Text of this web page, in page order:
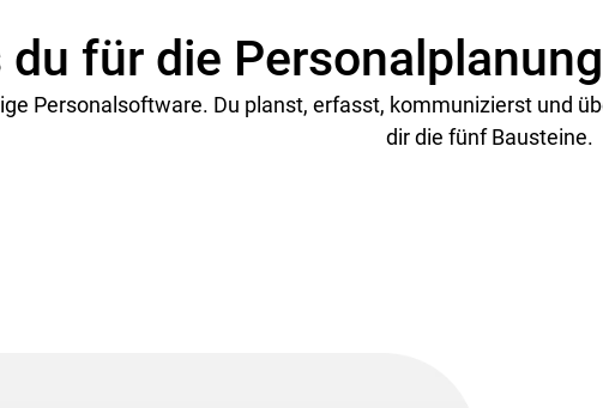
du für die
Personalsoftware. Du planst, erfasst, kommunizierst und
dir die fünf Bausteine.